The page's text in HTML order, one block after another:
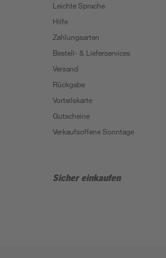
Leichte Sprache
Hilfe
Zahlungsarten
Bestell- & Lieferservices
Versand
Rückgabe
Vorteilskarte
Gutscheine
Verkaufsoffene Sonntage
Sicher einkaufen